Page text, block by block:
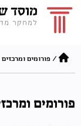
/ פורומים ומרכזים
פורומים